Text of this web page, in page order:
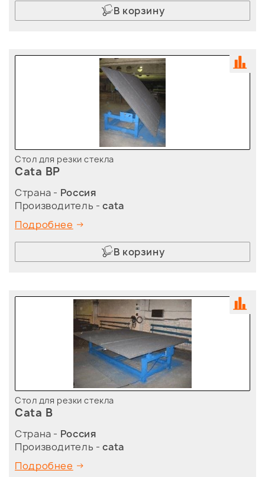
В корзину
Стол для резки стекла
Cata BP
Страна - Россия
Производитель -cata
Подробнее
В корзину
Стол для резки стекла
Cata B
Страна - Россия
Производитель -cata
Подробнее